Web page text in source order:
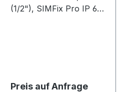
(1/2"), SIMFix Pro IP 68,
Preis auf Anfrage